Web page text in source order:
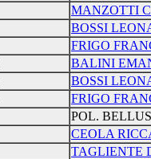
MANZOTTI
BOSSI
FRIGO
BALINI
BOSSI
FRIGO
POL.
CEOLA
TAGLIENTE